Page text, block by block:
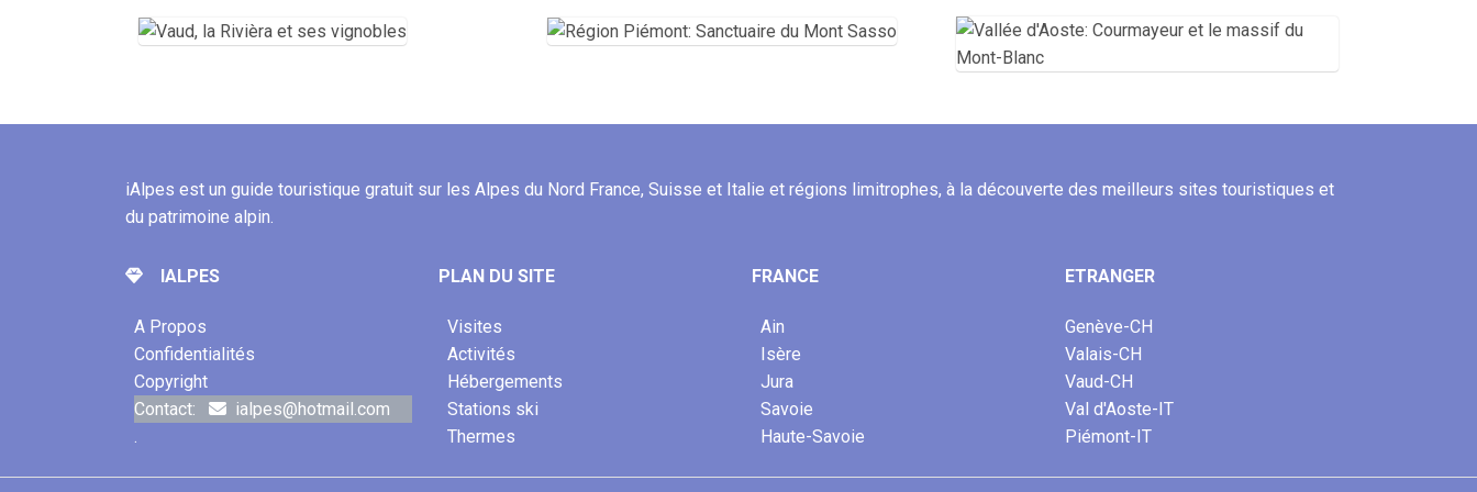
iAlpes est un guide touristique gratuit sur les Alpes du Nord France, Suisse et Italie et régions limitrophes, à la découverte des meilleurs sites touristiques et
du patrimoine alpin.
IALPES
A Propos
Confidentialités
Copyright
Contact:
ialpes@hotmail.com
.
PLAN DU SITE
Visites
Activités
Hébergements
Stations ski
Thermes
FRANCE
Ain
Isère
Jura
Savoie
Haute-Savoie
ETRANGER
Genève-CH
Valais-CH
Vaud-CH
Val d'Aoste-IT
Piémont-IT